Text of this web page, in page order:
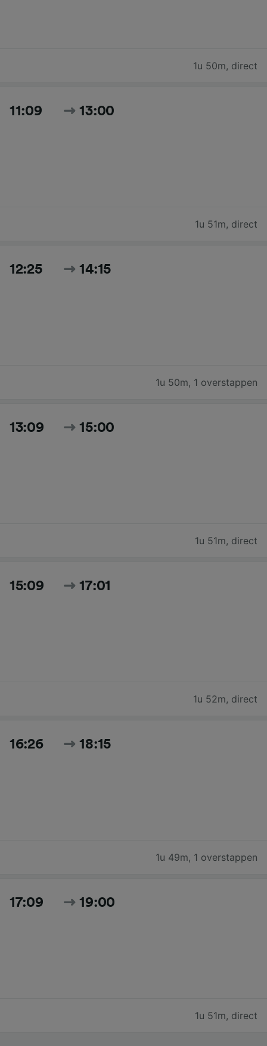
1u 50m, direct
11:09 13:00
1u 51m, direct
12:25 14:15
1u 50m, 1 overstappen
13:09 15:00
1u 51m, direct
15:09 17:01
1u 52m, direct
16:26 18:15
1u 49m, 1 overstappen
17:09 19:00
1u 51m, direct